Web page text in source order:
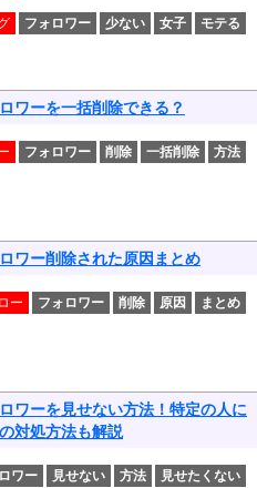
フォロワー 少ない 女子 モテる
ワーを一括削除できる？
フォロワー 削除 一括削除 方法
ワー削除された原因まとめ
ー フォロワー 削除 原因 まとめ
ワーを見せない方法！特定の人に
対処方法も解説
ワー 見せない 方法 見せたくない